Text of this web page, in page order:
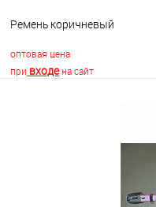
Ремень коричневый
оптовая цена
при входена сайт